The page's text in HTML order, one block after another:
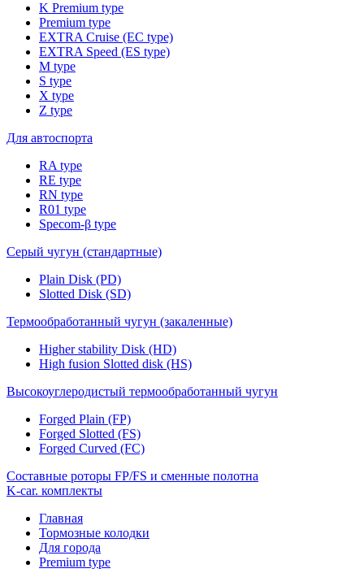
K Premium type
Premium type
EXTRA Cruise (EC type)
EXTRA Speed (ES type)
M type
S type
X type
Z type
Для автоспорта
RA type
RE type
RN type
R01 type
Specom-β type
Серый чугун (стандартные)
Plain Disk (PD)
Slotted Disk (SD)
Термообработанный чугун (закаленные)
Higher stability Disk (HD)
High fusion Slotted disk (HS)
Высокоуглеродистый термообработанный чугун
Forged Plain (FP)
Forged Slotted (FS)
Forged Curved (FC)
Составные роторы FP/FS и сменные полотна
K-car. комплекты
Главная
Тормозные колодки
Для города
Premium type